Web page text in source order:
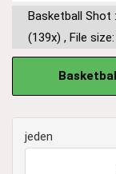
Basketball Shot
(139x) , File
jeden